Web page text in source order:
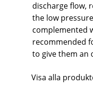
discharge flow,
the low
complemented
recommended
to give them an
Visa alla